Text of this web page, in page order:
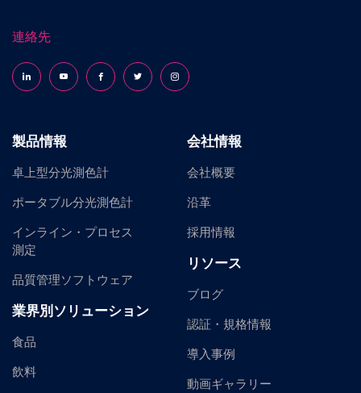
連絡先
Follow us on LinkedInFollow us on YouTubeFollow us on Facebook
Follow us on X (formerly Twitter)
Follow us on Instagram
製品情報
卓上型分光測色計
ポータブル分光測色計
インライン・プロセス
測定
品質管理ソフトウェア
業界別ソリューション
食品
飲料
会社情報
会社概要
沿革
採用情報
リソース
ブログ
認証・規格情報
導入事例
動画ギャラリー